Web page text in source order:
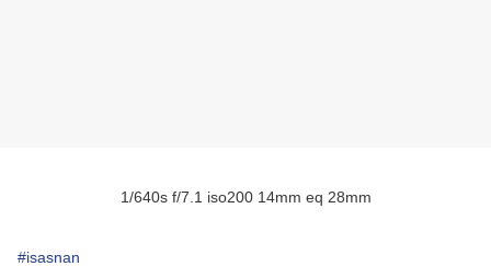
1/640s f/7.1 iso200 14mm eq 28mm
#isasnan